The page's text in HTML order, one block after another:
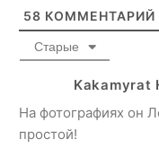
58 КОММЕНТАРИЙ
Старые
Kakamyrat
На фотографиях он
простой!